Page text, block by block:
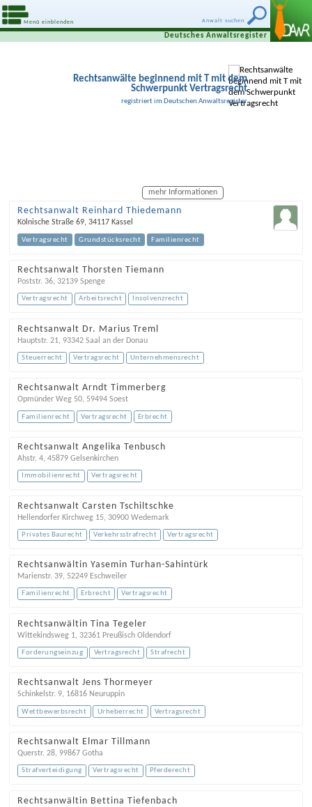
Anwalt suchen
Menü einblenden
Deutsches Anwaltsregister
Rechtsanwälte beginnend mit T mit dem
Schwerpunkt Vertragsrecht
registriert im Deutschen Anwaltsregister
mehr Informationen
Rechtsanwalt Reinhard Thiedemann
Kölnische Straße 69, 34117 Kassel
Vertragsrecht Grundstücksrecht Familienrecht
Rechtsanwalt Thorsten Tiemann
Poststr. 36, 32139 Spenge
Vertragsrecht Arbeitsrecht Insolvenzrecht
Rechtsanwalt Dr. Marius Treml
Hauptstr. 21, 93342 Saal an der Donau
Steuerrecht Vertragsrecht Unternehmensrecht
Rechtsanwalt Arndt Timmerberg
Opmünder Weg 50, 59494 Soest
Familienrecht Vertragsrecht Erbrecht
Rechtsanwalt Angelika Tenbusch
Ahstr. 4, 45879 Gelsenkirchen
Immobilienrecht Vertragsrecht
Rechtsanwalt Carsten Tschiltschke
Hellendorfer Kirchweg 15, 30900 Wedemark
Privates Baurecht Verkehrsstrafrecht Vertragsrecht
Rechtsanwältin Yasemin Turhan-Sahintürk
Marienstr. 39, 52249 Eschweiler
Familienrecht Erbrecht Vertragsrecht
Rechtsanwältin Tina Tegeler
Wittekindsweg 1, 32361 Preußisch Oldendorf
Forderungseinzug Vertragsrecht Strafrecht
Rechtsanwalt Jens Thormeyer
Schinkelstr. 9, 16816 Neuruppin
Wettbewerbsrecht Urheberrecht Vertragsrecht
Rechtsanwalt Elmar Tillmann
Querstr. 28, 99867 Gotha
Strafverteidigung Vertragsrecht Pferderecht
Rechtsanwältin Bettina Tiefenbach